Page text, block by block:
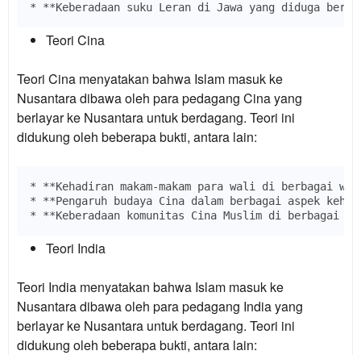
Teori Cina
Teori Cina menyatakan bahwa Islam masuk ke
Nusantara dibawa oleh para pedagang Cina yang
berlayar ke Nusantara untuk berdagang. Teori ini
didukung oleh beberapa bukti, antara lain:
* **Kehadiran makam-makam para wali di berbagai
* **Pengaruh budaya Cina dalam berbagai aspek
Teori India
Teori India menyatakan bahwa Islam masuk ke
Nusantara dibawa oleh para pedagang India yang
berlayar ke Nusantara untuk berdagang. Teori ini
didukung oleh beberapa bukti, antara lain: